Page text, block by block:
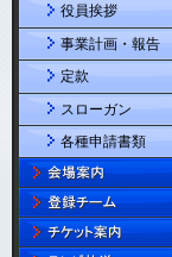
役員挨拶
事業計画・報告
定款
スローガン
各種申請書類